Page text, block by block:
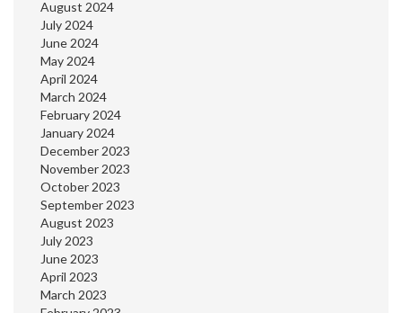
August 2024
July 2024
June 2024
May 2024
April 2024
March 2024
February 2024
January 2024
December 2023
November 2023
October 2023
September 2023
August 2023
July 2023
June 2023
April 2023
March 2023